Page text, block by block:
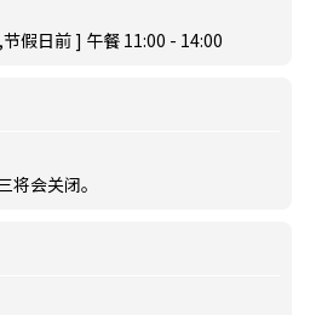
假日前 ] 午餐 11:00 - 14:00
将会关闭。